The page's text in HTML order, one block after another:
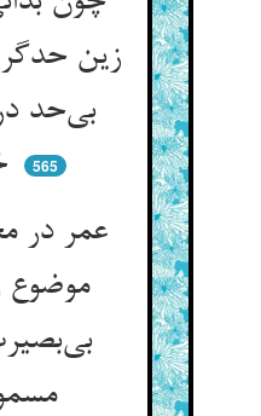
زین
بی‌حد
خاک‌بیز
565
عمر در
مسموع رفت